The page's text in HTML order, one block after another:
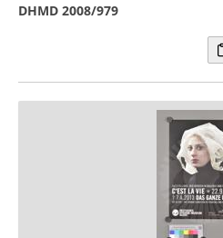
DHMD 2008/979